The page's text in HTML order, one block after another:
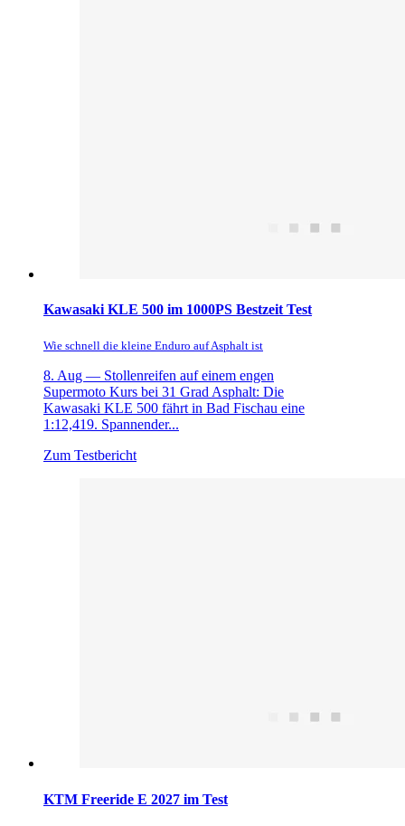
Kawasaki KLE 500 im 1000PS Bestzeit Test
Wie schnell die kleine Enduro auf Asphalt ist
8. Aug — Stollenreifen auf einem engen
Supermoto Kurs bei 31 Grad Asphalt: Die
Kawasaki KLE 500 fährt in Bad Fischau eine
1:12,419. Spannender...
Zum Testbericht
KTM Freeride E 2027 im Test